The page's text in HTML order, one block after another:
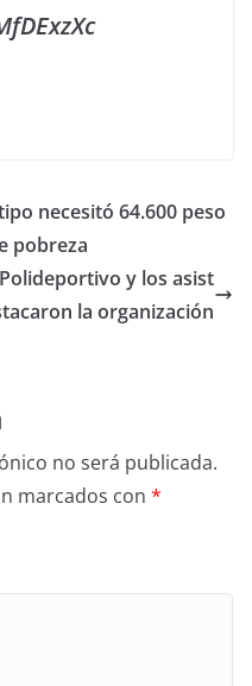
necesitó 64.600 peso
pobreza
y los asist
la organización
no será publicada.
marcados con *